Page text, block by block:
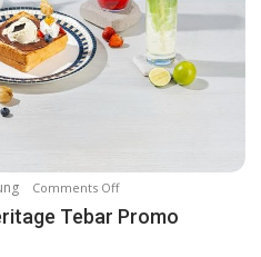
Comments Offo
n
Tebar Promo